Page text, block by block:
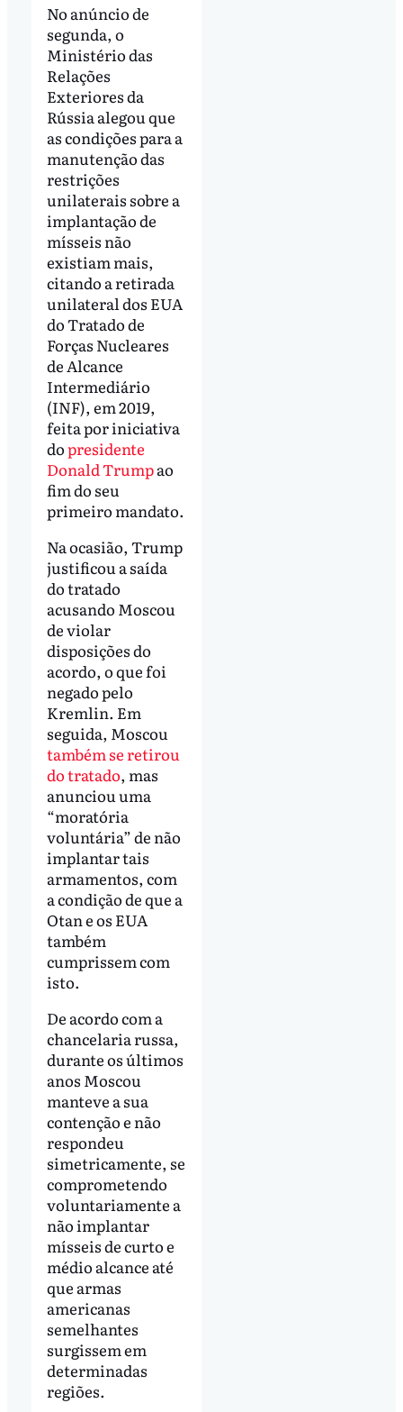
No anúncio de
segunda, o
Ministério das
Relações
Exteriores da
Rússia alegou que
as condições para a
manutenção das
restrições
unilaterais sobre a
implantação de
mísseis não
existiam mais,
citando a retirada
unilateral dos EUA
do Tratado de
Forças Nucleares
de Alcance
Intermediário
(INF), em 2019,
feita por iniciativa
dopresidente
Donald Trumpao
fim do seu
primeiro mandato.
Na ocasião, Trump
justificou a saída
do tratado
acusando Moscou
de violar
disposições do
acordo, o que foi
negado pelo
Kremlin. Em
seguida, Moscou
também se retirou
do tratado, mas
anunciou uma
“moratória
voluntária” de não
implantar tais
armamentos, com
a condição de que a
Otan e os EUA
também
cumprissem com
isto.
De acordo com a
chancelaria russa,
durante os últimos
anos Moscou
manteve a sua
contenção e não
respondeu
simetricamente, se
comprometendo
voluntariamente a
não implantar
mísseis de curto e
médio alcance até
que armas
americanas
semelhantes
surgissem em
determinadas
regiões.